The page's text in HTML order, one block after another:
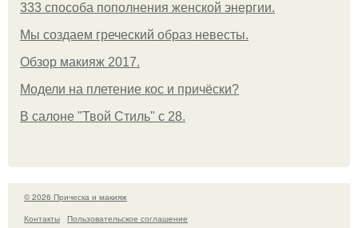
333 способа пополнения женской энергии.
Мы создаем греческий образ невесты.
Обзор макияж 2017.
Модели на плетение кос и причёски?
В салоне "Твой Стиль" с 28.
© 2026 Прическа и макияж
Контакты
Пользовательское соглашение